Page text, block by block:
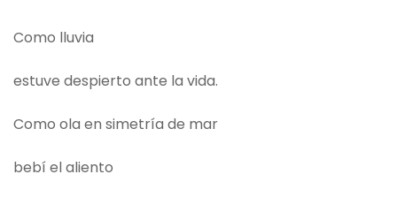
Como lluvia
estuve despierto ante la vida.
Como ola en simetría de mar
bebí el aliento